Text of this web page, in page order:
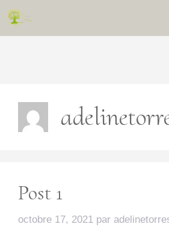
Aller
au
contenu
Post 1
octobre 17, 2021 par